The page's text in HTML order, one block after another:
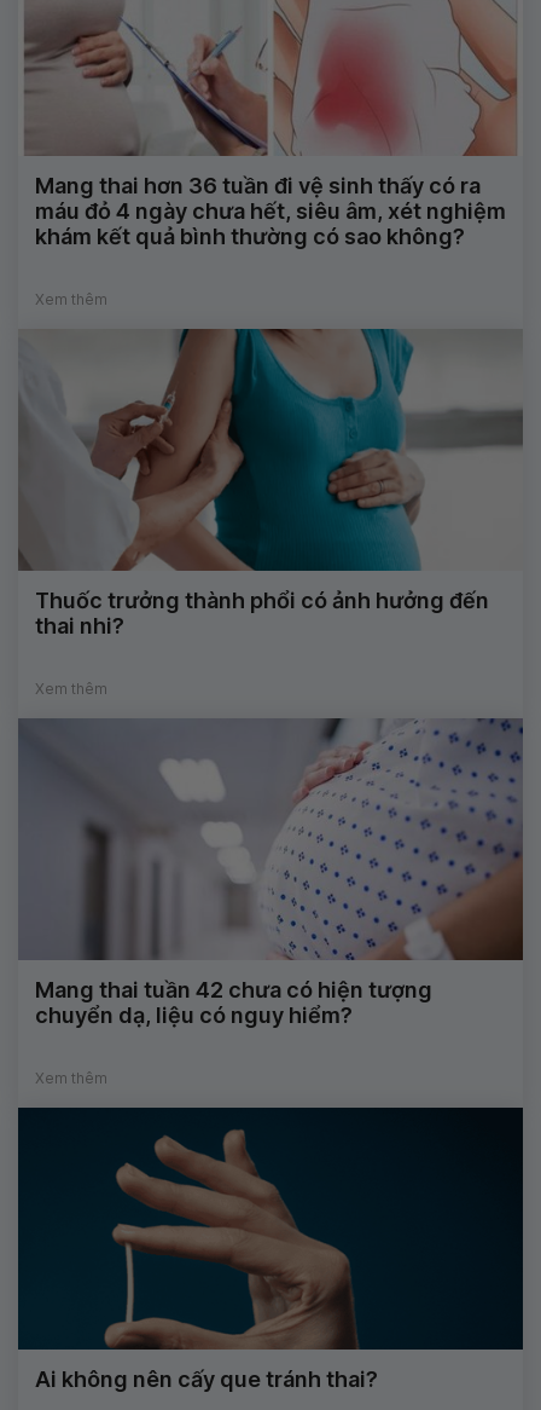
Mang thai hơn 36 tuần đi vệ sinh thấy có ra
máu đỏ 4 ngày chưa hết, siêu âm, xét nghiệm
khám kết quả bình thường có sao không?
Xem thêm
Thuốc trưởng thành phổi có ảnh hưởng đến
thai nhi?
Xem thêm
Mang thai tuần 42 chưa có hiện tượng
chuyển dạ, liệu có nguy hiểm?
Xem thêm
Ai không nên cấy que tránh thai?